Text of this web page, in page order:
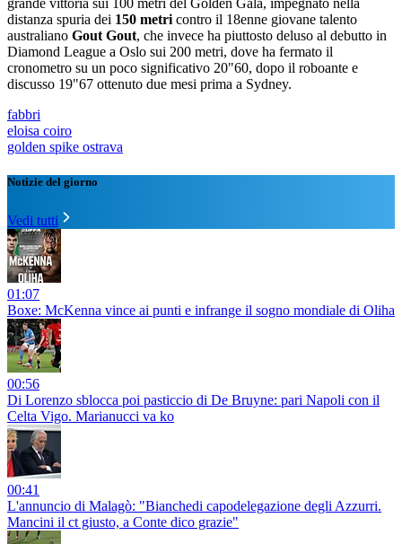
grande vittoria sui 100 metri del Golden Gala, impegnato nella
distanza spuria dei 150 metri contro il 18enne giovane talento
australiano Gout Gout, che invece ha piuttosto deluso al debutto in
Diamond League a Oslo sui 200 metri, dove ha fermato il
cronometro su un poco significativo 20"60, dopo il roboante e
discusso 19"67 ottenuto due mesi prima a Sydney.
fabbri
eloisa coiro
golden spike ostrava
Notizie del giorno
Vedi tutti
01:07
Boxe: McKenna vince ai punti e infrange il sogno mondiale di Oliha
00:56
Di Lorenzo sblocca poi pasticcio di De Bruyne: pari Napoli con il
Celta Vigo. Marianucci va ko
00:41
L'annuncio di Malagò: "Bianchedi capodelegazione degli Azzurri.
Mancini il ct giusto, a Conte dico grazie"